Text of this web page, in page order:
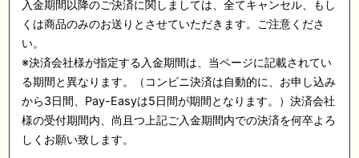
入金期間以降のご決済に関しましては、全てキャンセル、もし
くは商品のみのお送りとさせていただきます。ご注意くださ
い。
※決済会社様が指定する入金期間は、当ページに記載されてい
る期間と異なります。（コンビニ決済は自動的に、お申し込み
から3日間、Pay-Easyは5日間が期間となります。）決済会社
様の受付期間内、尚且つ上記ご入金期間内での決済を何卒よろ
しくお願い致します。